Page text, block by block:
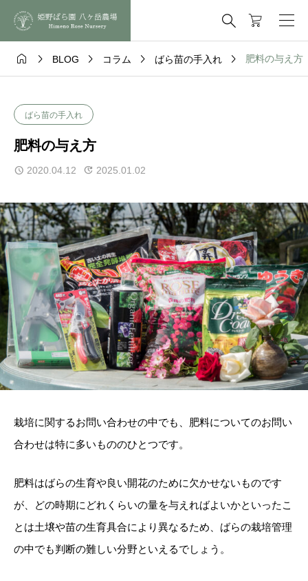

  BLOG  コラム  ばら苗の手入れ  肥料の与え方
ばら苗の手入れ
肥料の与え方
2020.04.12 2025.01.02
栽培に関するお問い合わせの中でも、肥料についてのお問い
合わせは特に多いもののひとつです。
肥料はばらの生育や良い開花のために欠かせないものです
が、どの時期にどれくらいの量を与えればよいかといったこ
とは土壌や苗の生育具合により異なるため、ばらの栽培管理
の中でも判断の難しい分野といえるでしょう。